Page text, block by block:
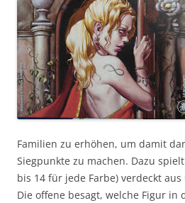
Familien zu erhöhen, um damit
Siegpunkte zu machen. Dazu
bis 14 für jede Farbe) verdeckt
Die offene besagt, welche Figur in